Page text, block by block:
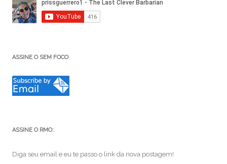
ASSINE O SEM FOCO
ASSINE O RMO:
Diga seu email e eu te passo o link da nova postagem!